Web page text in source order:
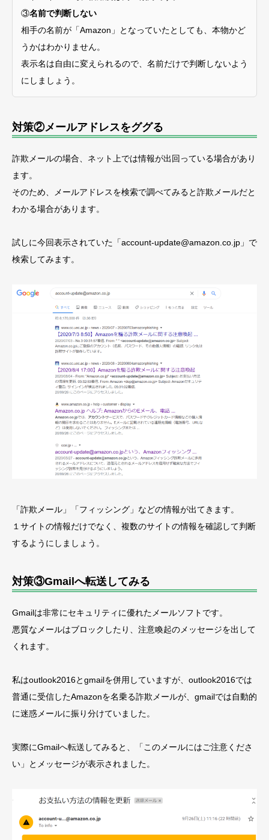
③名前で判断しない
相手の名前が「Amazon」となっていたとしても、本物かど
うかはわかりません。
表示名は自由に変えられるので、名前だけで判断しないよう
にしましょう。
対策②メールアドレスをググる
詐欺メールの場合、ネット上では情報が出回っている場合があり
ます。
そのため、メールアドレスを検索で調べてみると詐欺メールだと
わかる場合があります。
試しに今回表示されていた「account-update@amazon.co.jp」で
検索してみます。
「詐欺メール」「フィッシング」などの情報が出てきます。
１サイトの情報だけでなく、複数のサイトの情報を確認して判断
するようにしましょう。
対策③Gmailへ転送してみる
Gmailは非常にセキュリティに優れたメールソフトです。
悪質なメールはブロックしたり、注意喚起のメッセージを出して
くれます。
私はoutlook2016とgmailを併用していますが、outlook2016では
普通に受信したAmazonを名乗る詐欺メールが、gmailでは自動的
に迷惑メールに振り分けていました。
実際にGmailへ転送してみると、「このメールにはご注意くださ
い」とメッセージが表示されました。